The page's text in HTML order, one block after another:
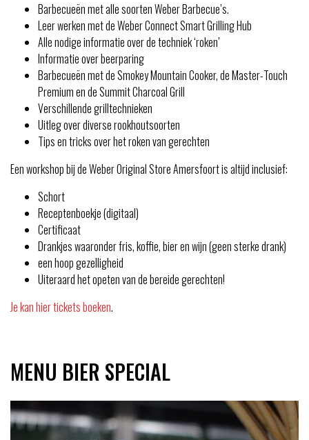
Barbecueën met alle soorten Weber Barbecue’s.
Leer werken met de Weber Connect Smart Grilling Hub
Alle nodige informatie over de techniek ‘roken’
Informatie over beerparing
Barbecueën met de Smokey Mountain Cooker, de Master-Touch
Premium en de Summit Charcoal Grill
Verschillende grilltechnieken
Uitleg over diverse rookhoutsoorten
Tips en tricks over het roken van gerechten
Een workshop bij de Weber Original Store Amersfoort is altijd inclusief:
Schort
Receptenboekje (digitaal)
Certificaat
Drankjes waaronder fris, koffie, bier en wijn (geen sterke drank)
een hoop gezelligheid
Uiteraard het opeten van de bereide gerechten!
Je kan hier tickets boeken.
MENU BIER SPECIAL